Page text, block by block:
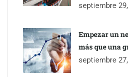
septiembre
Empezar un
más que una
septiembre